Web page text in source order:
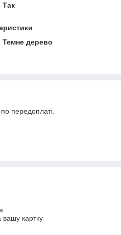
Так
Темне дерево
передоплаті.
вашу картку